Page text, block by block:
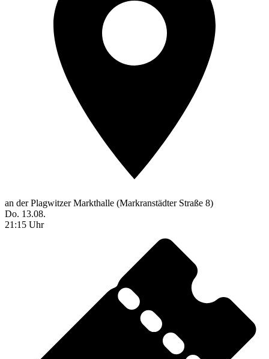
an der Plagwitzer Markthalle (Markranstädter Straße 8)
Do. 13.08.
21:15 Uhr